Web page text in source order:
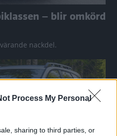
Process My Personal
sharing to third parties, or
– blir omkörd
nackdel.